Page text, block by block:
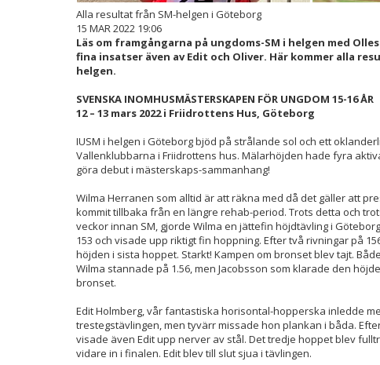
Alla resultat från SM-helgen i Göteborg
15 MAR 2022 19:06
Läs om framgångarna på ungdoms-SM i helgen med
fina insatser även av Edit och Oliver. Här kommer alla
helgen.
SVENSKA INOMHUSMÄSTERSKAPEN FÖR UNGDOM 15-16 ÅR
12 – 13 mars 2022 i Friidrottens Hus, Göteborg
IUSM i helgen i Göteborg bjöd på strålande sol och ett
Vallenklubbarna i Friidrottens hus. Mälarhöjden hade fyra
göra debut i mästerskaps-sammanhang!
Wilma Herranen som alltid är att räkna med då det gäller att
kommit tillbaka från en längre rehab-period. Trots detta och
veckor innan SM, gjorde Wilma en jättefin höjdtävling i
153 och visade upp riktigt fin hoppning. Efter två rivningar på
höjden i sista hoppet. Starkt! Kampen om bronset blev tajt.
Wilma stannade på 1.56, men Jacobsson som klarade den
bronset.
Edit Holmberg, vår fantastiska horisontal-hopperska inledde
trestegstävlingen, men tyvärr missade hon plankan i båda.
visade även Edit upp nerver av stål. Det tredje hoppet blev
vidare in i finalen. Edit blev till slut sjua i tävlingen.